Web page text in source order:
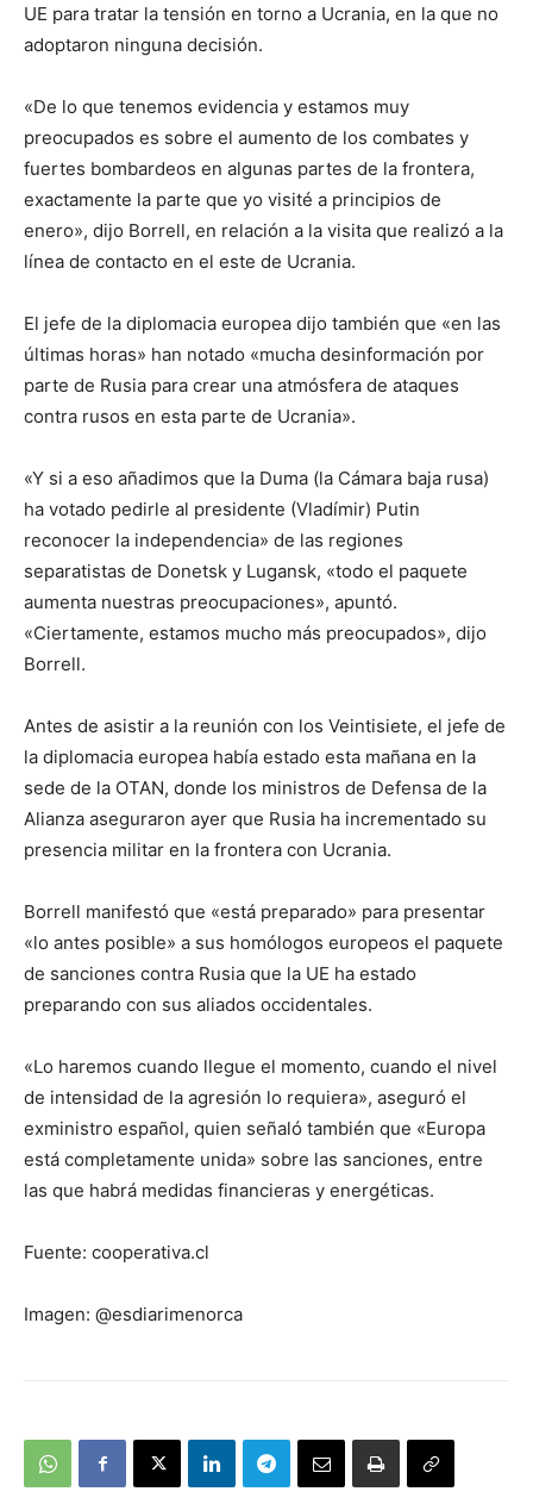
UE para tratar la tensión en torno a Ucrania, en la que no
adoptaron ninguna decisión.
«De lo que tenemos evidencia y estamos muy
preocupados es sobre el aumento de los combates y
fuertes bombardeos en algunas partes de la frontera,
exactamente la parte que yo visité a principios de
enero», dijo Borrell, en relación a la visita que realizó a la
línea de contacto en el este de Ucrania.
El jefe de la diplomacia europea dijo también que «en las
últimas horas» han notado «mucha desinformación por
parte de Rusia para crear una atmósfera de ataques
contra rusos en esta parte de Ucrania».
«Y si a eso añadimos que la Duma (la Cámara baja rusa)
ha votado pedirle al presidente (Vladímir) Putin
reconocer la independencia» de las regiones
separatistas de Donetsk y Lugansk, «todo el paquete
aumenta nuestras preocupaciones», apuntó.
«Ciertamente, estamos mucho más preocupados», dijo
Borrell.
Antes de asistir a la reunión con los Veintisiete, el jefe de
la diplomacia europea había estado esta mañana en la
sede de la OTAN, donde los ministros de Defensa de la
Alianza aseguraron ayer que Rusia ha incrementado su
presencia militar en la frontera con Ucrania.
Borrell manifestó que «está preparado» para presentar
«lo antes posible» a sus homólogos europeos el paquete
de sanciones contra Rusia que la UE ha estado
preparando con sus aliados occidentales.
«Lo haremos cuando llegue el momento, cuando el nivel
de intensidad de la agresión lo requiera», aseguró el
exministro español, quien señaló también que «Europa
está completamente unida» sobre las sanciones, entre
las que habrá medidas financieras y energéticas.
Fuente: cooperativa.cl
Imagen: @esdiarimenorca